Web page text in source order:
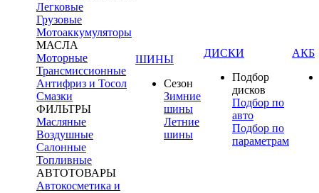
Легковые
Грузовые
Мотоаккумуляторы
МАСЛА
Моторные
Трансмиссионные
Антифриз и Тосол
Смазки
ФИЛЬТРЫ
Масляные
Воздушные
Салонные
Топливные
АВТОТОВАРЫ
Автокосметика и
ШИНЫ
Сезон
Зимние
шины
Летние
шины
ДИСКИ
Подбор
дисков
Подбор по
авто
Подбор по
параметрам
АКБ